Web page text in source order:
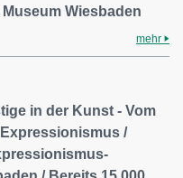
Wiesbaden
mehr
in der Kunst - Vom
/